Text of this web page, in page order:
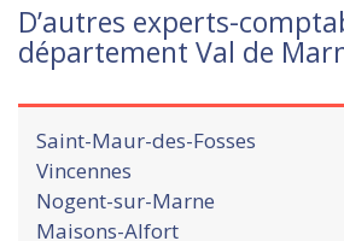
D’autres experts-
département Val de
Saint-Maur-des-Fosses
Vincennes
Nogent-sur-Marne
Maisons-Alfort